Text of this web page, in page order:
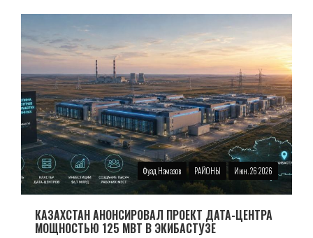
Фуад Намазов РАЙОНЫ Июн. 26 2026
КАЗАХСТАН АНОНСИРОВАЛ ПРОЕКТ ДАТА-ЦЕНТРА
МОЩНОСТЬЮ 125 МВТ В ЭКИБАСТУЗЕ